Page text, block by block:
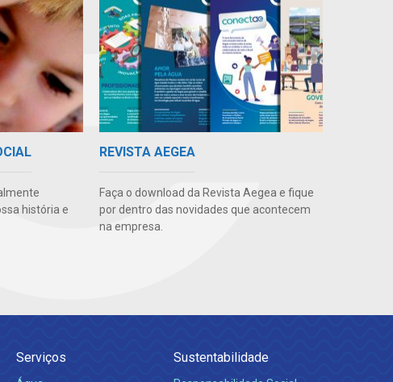
história e
REVISTA AEGEA
Faça o download da Revista Aegea e fique
por dentro das novidades que acontecem
na empresa.
Serviços Sustentabilidade